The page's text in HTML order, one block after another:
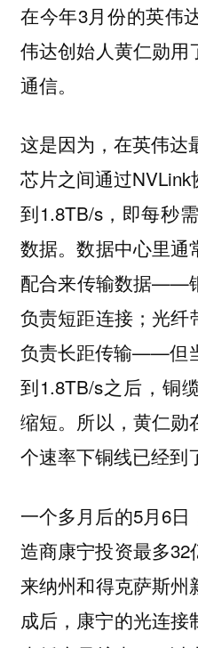
在今年3月份的英伟
伟达创始人黄仁勋用
通信。
这是因为，在英伟达
芯片之间通过
到1.8TB/s，即每秒
数据。数据中心里
配合来传输数据——
负责短距连接；光纤
负责长距传输——但
到1.8TB/s之后，铜
缩短。所以，黄仁勋
个速率下铜线已经到
一个多月后的5月6
造商康宁投资最多
来纳州和得克萨斯
成后，康宁的光连接